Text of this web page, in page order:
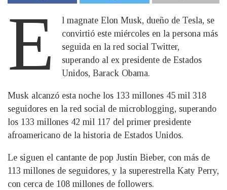
E
l magnate Elon Musk, dueño de Tesla, se
convirtió este miércoles en la persona más
seguida en la red social Twitter,
superando al ex presidente de Estados
Unidos, Barack Obama.
Musk alcanzó esta noche los 133 millones 45 mil 318
seguidores en la red social de microblogging, superando
los 133 millones 42 mil 117 del primer presidente
afroamericano de la historia de Estados Unidos.
Le siguen el cantante de pop Justin Bieber, con más de
113 millones de seguidores, y la superestrella Katy Perry,
con cerca de 108 millones de followers.